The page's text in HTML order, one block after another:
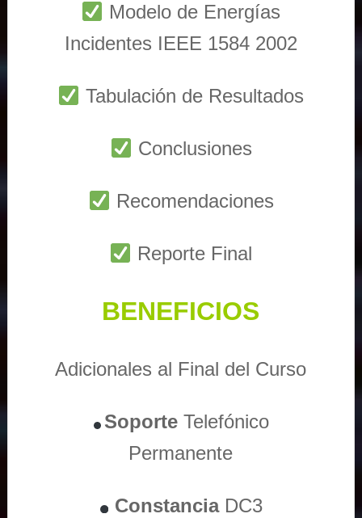
Modelo de Energías
Incidentes IEEE 1584 2002
Tabulación de Resultados
Conclusiones
Recomendaciones
Reporte Final
BENEFICIOS
Adicionales al Final del Curso
Soporte Telefónico
Permanente
ConstanciaDC3